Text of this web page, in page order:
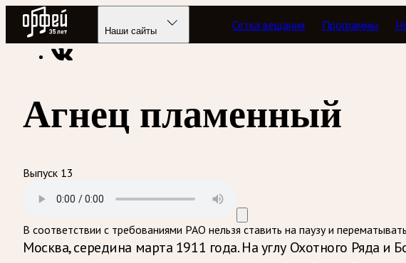
Радио Орфей
Наши сайты Сетка вещания Программы
Радио классической музыки «Орфей» Подкасты Партитура жизни:
Агнец пламенный
Выпуск 13
В соответствии с требованиями РАО нельзя ставить на паузу и
Москва, середина марта 1911 года. На углу Охотного Ряда